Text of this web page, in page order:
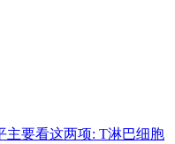
主要看这两项: T淋巴细胞